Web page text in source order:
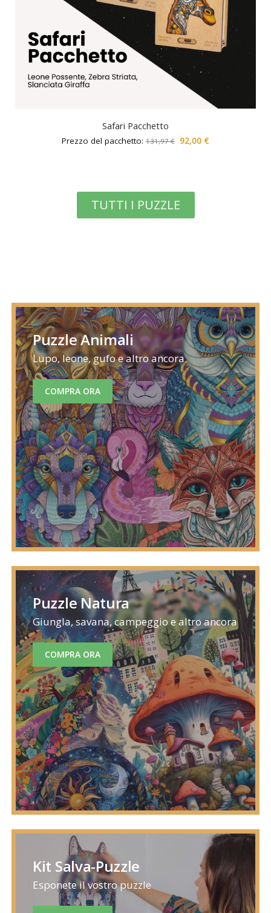
Safari Pacchetto
Prezzo del pacchetto:131,97€ 92,00 €
TUTTI I PUZZLE
Puzzle Animali
Lupo, leone, gufo e altro ancora
COMPRA ORA
Puzzle Natura
Giungla, savana, campeggio e altro ancora
COMPRA ORA
Kit Salva-Puzzle
Esponete il vostro puzzle